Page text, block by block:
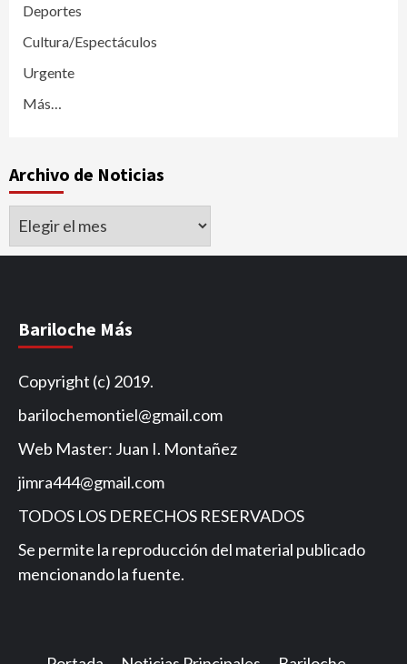
Deportes
Cultura/Espectáculos
Urgente
Más…
Archivo de Noticias
Archivo
Bariloche Más
Copyright (c) 2019.
barilochemontiel@gmail.com
Web Master: Juan I. Montañez
jimra444@gmail.com
TODOS LOS DERECHOS RESERVADOS
Se permite la reproducción del material publicado
mencionando la fuente.